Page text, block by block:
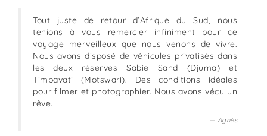
Tout juste de retour d’Afrique du Sud, nous
tenions à vous remercier infiniment pour ce
voyage merveilleux que nous venons de vivre.
Nous avons disposé de véhicules privatisés dans
les deux réserves Sabie Sand (Djuma) et
Timbavati (Motswari). Des conditions idéales
pour filmer et photographier. Nous avons vécu un
rêve.
Agnès